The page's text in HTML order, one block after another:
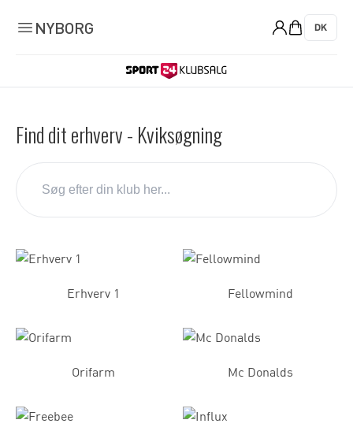
NYBORG DK
Find dit erhverv - Kviksøgning
Erhverv 1 Fellowmind
Orifarm Mc Donalds